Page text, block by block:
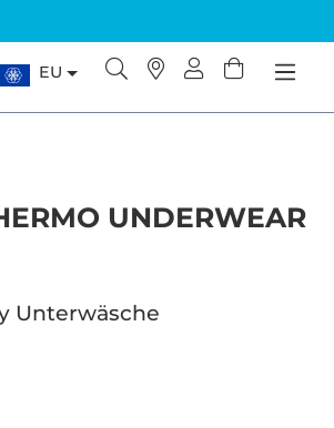
EU
UNDERWEAR
Unterwäsche